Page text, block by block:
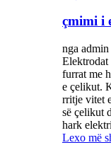
çmimi i
nga
Elektrodat
furrat me
e çelikut.
rritje vitet
së çelikut
hark
Lexo më